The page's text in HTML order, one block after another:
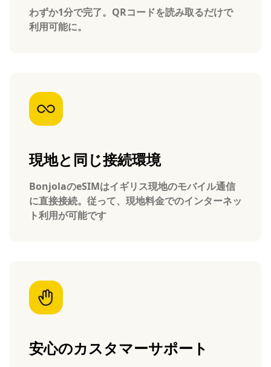
わずか1分で完了。QRコードを読み取るだけで
利用可能に。
現地と同じ接続環境
BonjolaのeSIMはイギリス現地のモバイル通信
に直接接続。従って、現地料金でのインターネッ
ト利用が可能です
安心のカスタマーサポート